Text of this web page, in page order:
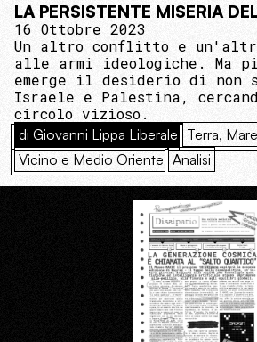
LA PERSISTENTE MISERIA
16 Ottobre 2023
Un altro conflitto e
alle armi ideologiche. Ma
emerge il desiderio di non
Israele e Palestina,
circolo vizioso.
di Giovanni Lippa Liberale Terra,
Vicino e Medio Oriente Analisi